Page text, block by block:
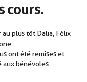
cours.
plus tôt Dalia, Félix
ont été remises et
aux bénévoles